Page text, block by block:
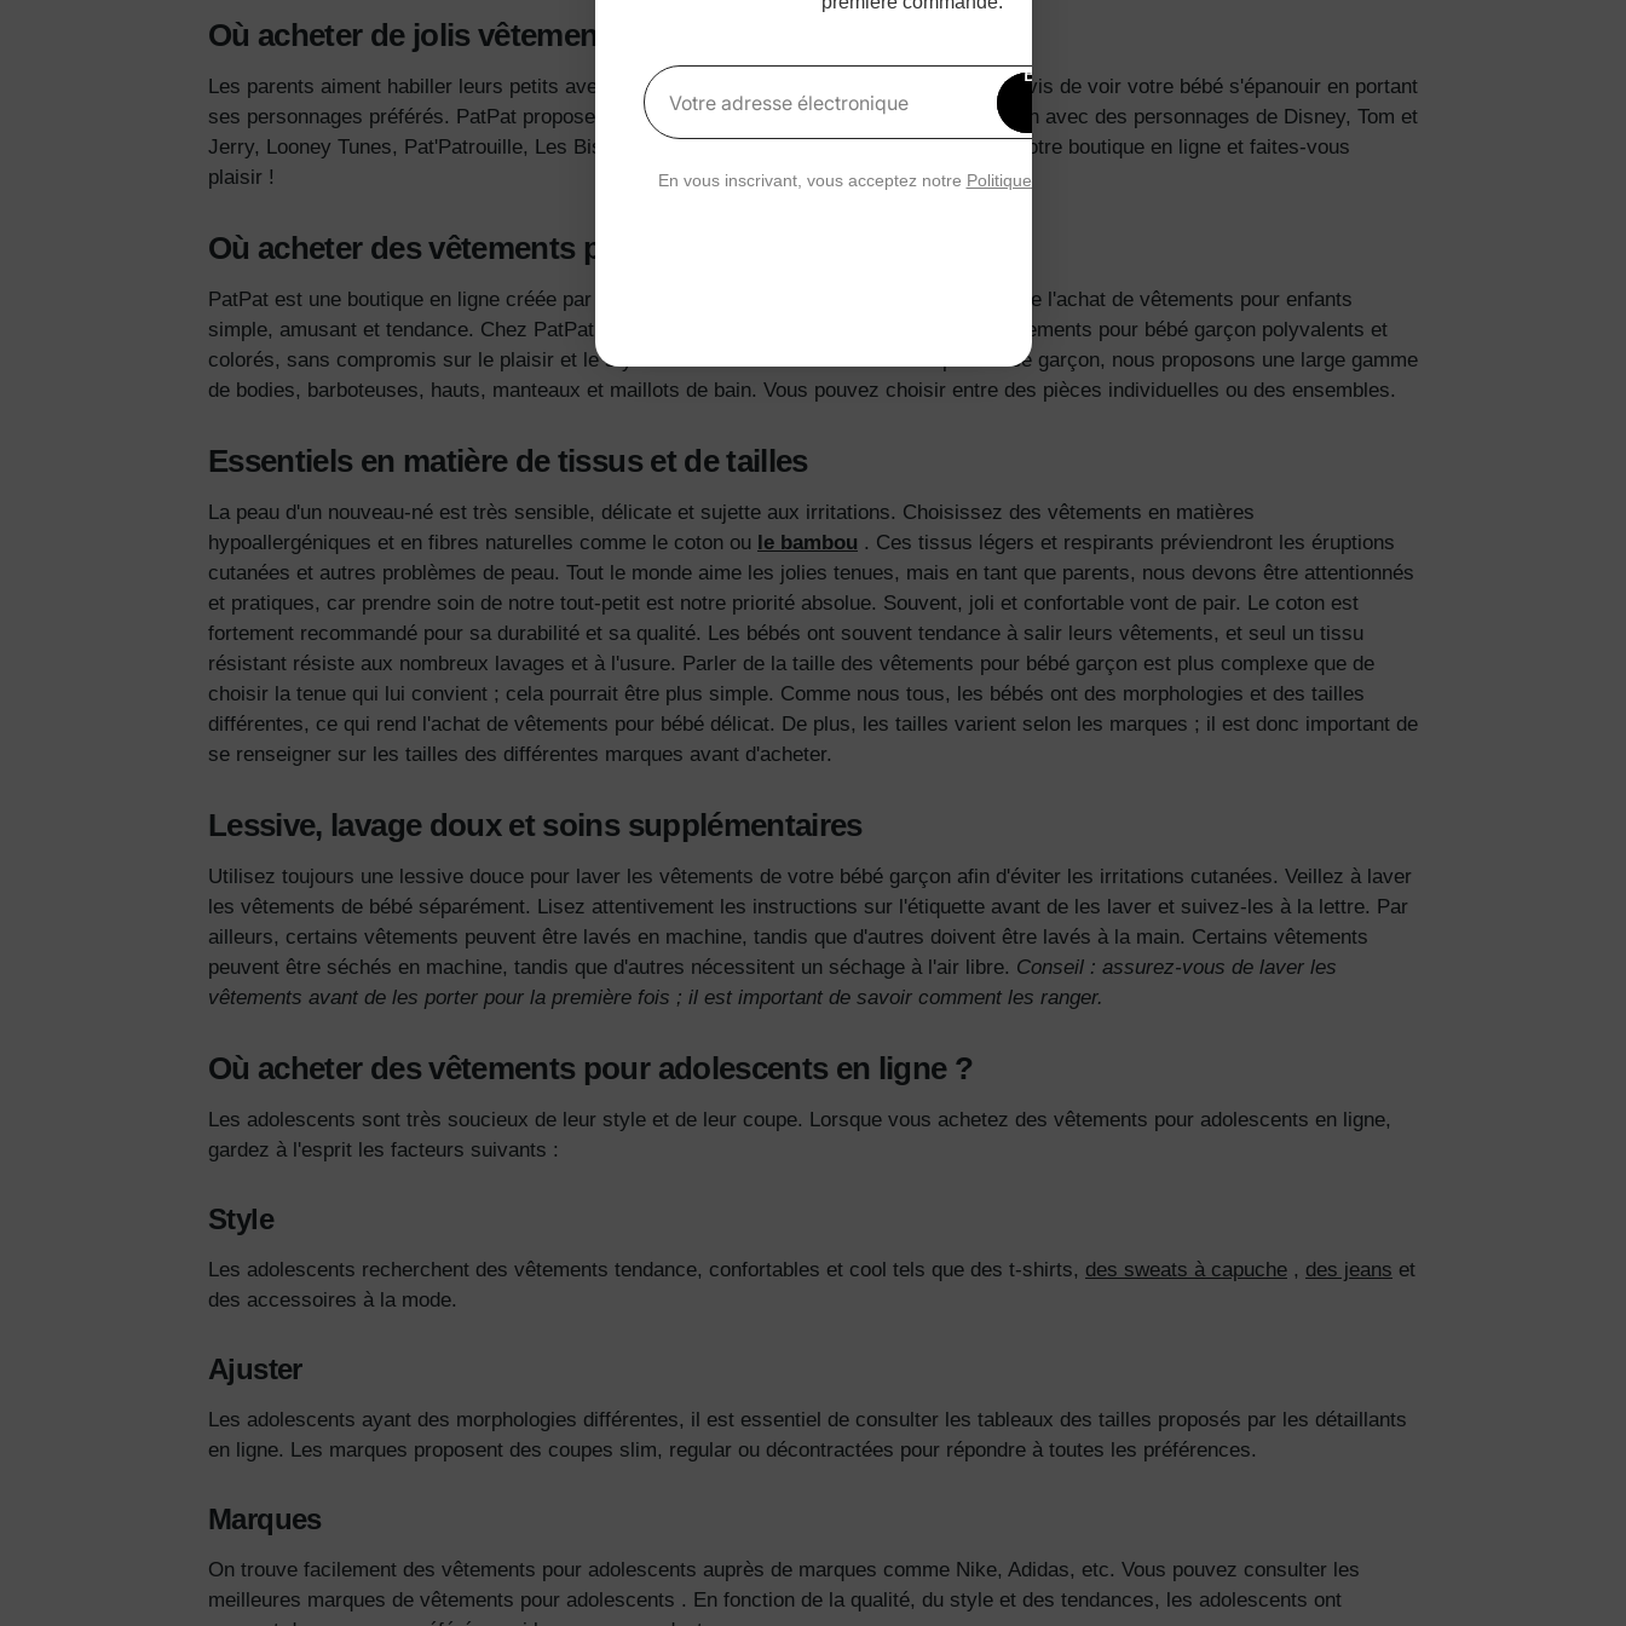
Où acheter de jolis vêtements pour bébé garçon
Les parents aiment habiller leurs petits avec les personnages qu'ils adorent. Vous serez ravis de voir votre bébé s'épanouir en portant
ses personnages préférés. PatPat propose une vaste collection de tenues pour bébé garçon avec des personnages de Disney, Tom et
Jerry, Looney Tunes, Pat'Patrouille, Les Bisounours, Hot Wheels et bien d'autres. Visitez notre boutique en ligne et faites-vous
plaisir !
Où acheter des vêtements pour bébé garçon
PatPat est une boutique en ligne créée par deux papas avant-gardistes, déterminés à rendre l'achat de vêtements pour enfants
simple, amusant et tendance. Chez PatPat, nous nous efforçons de vous proposer des vêtements pour bébé garçon polyvalents et
colorés, sans compromis sur le plaisir et le style.
Pour vos achats de vêtements pour bébé garçon, nous proposons une large gamme
de bodies, barboteuses, hauts, manteaux et maillots de bain. Vous pouvez choisir entre des pièces individuelles ou des ensembles.
Essentiels en matière de tissus et de tailles
La peau d'un nouveau-né est très sensible, délicate et sujette aux irritations. Choisissez des vêtements en matières
hypoallergéniques et en fibres naturelles comme le coton ou
le bambou . Ces tissus légers et respirants préviendront les éruptions
cutanées et autres problèmes de peau. Tout le monde aime les jolies tenues, mais en tant que parents, nous devons être attentionnés
et pratiques, car prendre soin de notre tout-petit est notre priorité absolue. Souvent, joli et confortable vont de pair. Le coton est
fortement recommandé pour sa durabilité et sa qualité. Les bébés ont souvent tendance à salir leurs vêtements, et seul un tissu
résistant résiste aux nombreux lavages et à l'usure. Parler de la taille des vêtements pour bébé garçon est plus complexe que de
choisir la tenue qui lui convient ; cela pourrait être plus simple. Comme nous tous, les bébés ont des morphologies et des tailles
différentes, ce qui rend l'achat de vêtements pour bébé délicat. De plus, les tailles varient selon les marques ; il est donc important de
se renseigner sur les tailles des différentes marques avant d'acheter.
Lessive, lavage doux et soins supplémentaires
Utilisez toujours une lessive douce pour laver les vêtements de votre bébé garçon afin d'éviter les irritations cutanées. Veillez à laver
les vêtements de bébé séparément. Lisez attentivement les instructions sur l'étiquette avant de les laver et suivez-les à la lettre. Par
ailleurs, certains vêtements peuvent être lavés en machine, tandis que d'autres doivent être lavés à la main. Certains vêtements
peuvent être séchés en machine, tandis que d'autres nécessitent un séchage à l'air libre. Conseil : assurez-vous de laver les
vêtements avant de les porter pour la première fois ; il est important de savoir comment les ranger.
Où acheter des vêtements pour adolescents en ligne ?
Les adolescents sont très soucieux de leur style et de leur coupe. Lorsque vous achetez des vêtements pour adolescents en ligne,
gardez à l'esprit les facteurs suivants :
Style
Les adolescents recherchent des vêtements tendance, confortables et cool tels que des t-shirts, des sweats à capuche , des jeans et
des accessoires à la mode.
Ajuster
Les adolescents ayant des morphologies différentes, il est essentiel de consulter les tableaux des tailles proposés par les détaillants
en ligne. Les marques proposent des coupes slim, regular ou décontractées pour répondre à toutes les préférences.
Marques
On trouve facilement des vêtements pour adolescents auprès de marques comme Nike, Adidas, etc. Vous pouvez consulter les
meilleures marques de vêtements pour adolescents . En fonction de la qualité, du style et des tendances, les adolescents ont
Votre adresse électronique
Bénéficiez de
réduction
En vous inscrivant, vous acceptez notre Politique de confidentialité